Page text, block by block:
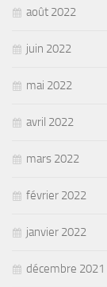
août 2022
juin 2022
mai 2022
avril 2022
mars 2022
février 2022
janvier 2022
décembre 2021